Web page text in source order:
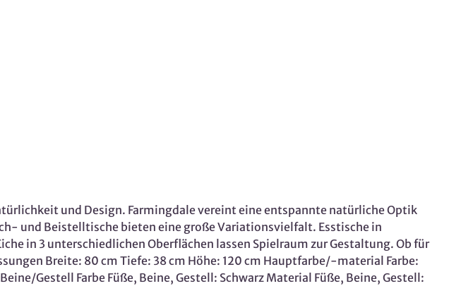
und Design. Farmingdale vereint eine entspannte natürliche Optik
und Beistelltische bieten eine große Variationsvielfalt. Esstische in
in 3 unterschiedlichen Oberflächen lassen Spielraum zur Gestaltung. Ob für
Breite: 80 cm Tiefe: 38 cm Höhe: 120 cm Hauptfarbe/-material Farbe:
Gestell Farbe Füße, Beine, Gestell: Schwarz Material Füße, Beine, Gestell: